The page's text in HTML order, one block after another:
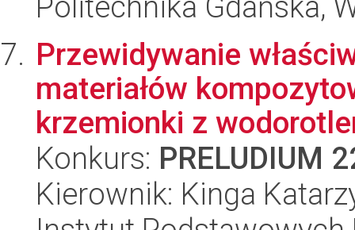
Przewidywanie
materiałów
krzemionki z
Konkurs: PRELUDIUM
Kierownik: Kinga